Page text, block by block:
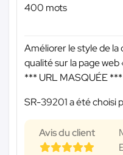
400 mots
Améliorer le style de
qualité sur la page
*** URL MASQUÉE ***
SR-39201 a été choisi
Avis du client